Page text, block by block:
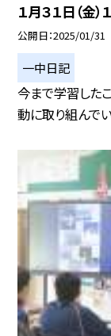
１月３１日（金
公開日 2025/01/31
一中日記
今まで学習した
動に取り組んでい